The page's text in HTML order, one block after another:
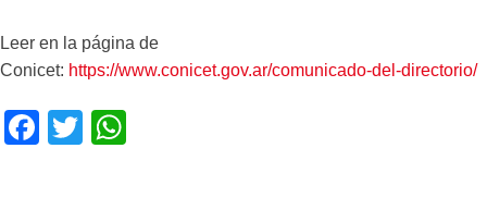
Leer en la página de
Conicet: https://www.conicet.gov.ar/comunicado-del-directorio/
F
T